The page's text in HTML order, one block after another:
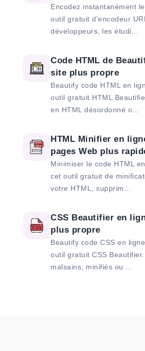
Encodez instantanément
outil gratuit d'encodeur
développeurs, les étudi...
Code HTML de
site plus propre
Beautify code HTML en
outil gratuit HTML
en HTML désordonné o...
HTML Minifier en
pages Web plus
Minimiser le code HTML
cet outil gratuit de
votre HTML, supprim...
CSS Beautifier en
plus propre
Beautify code CSS en
outil gratuit CSS
malsains, minifiés ou ...